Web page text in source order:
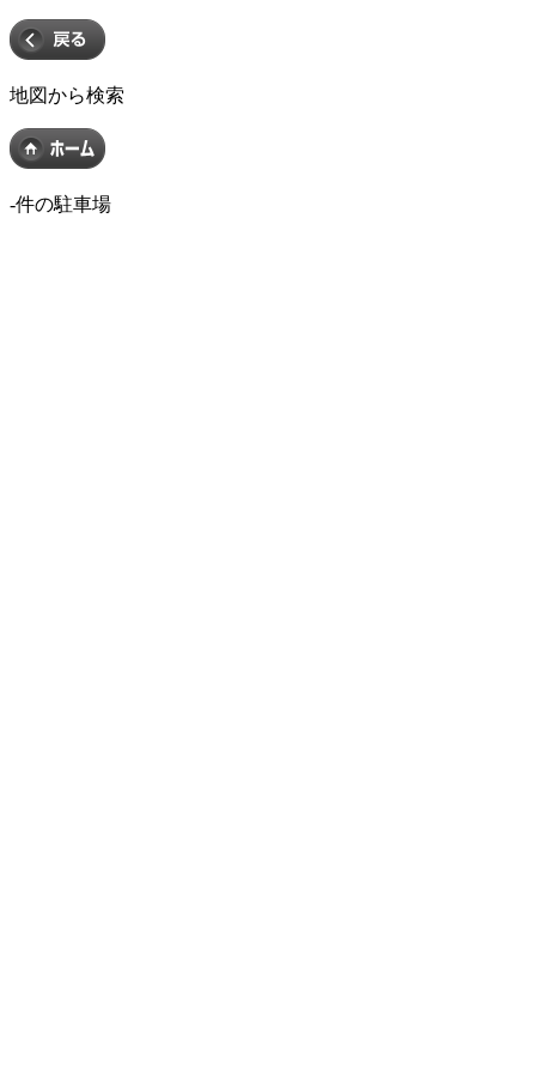
地図から検索
-件の駐車場